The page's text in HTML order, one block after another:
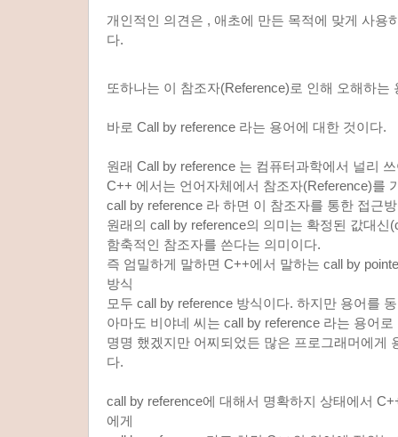
개인적인 의견은 , 애초에 만든 목적에 맞게 사용
다.
또하나는 이 참조자(Reference)로 인해 오해하는
바로 Call by reference 라는 용어에 대한 것이다.
원래 Call by reference 는 컴퓨터과학에서 널리
C++ 에서는 언어자체에서 참조자(Reference)를
call by reference 라 하면 이 참조자를 통한 접근
원래의 call by reference의 의미는 확정된 값대신
함축적인 참조자를 쓴다는 의미이다.
즉 엄밀하게 말하면 C++에서 말하는 call by
방식
모두 call by reference 방식이다. 하지만 용어를
아마도 비야네 씨는 call by reference 라는 용어
명명 했겠지만 어찌되었든 많은 프로그래머에게
다.
call by reference에 대해서 명확하지 상태에서
에게